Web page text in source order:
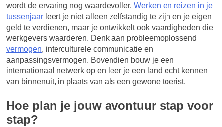
wordt de ervaring nog waardevoller. Werken en reizen in je
tussenjaar leert je niet alleen zelfstandig te zijn en je eigen
geld te verdienen, maar je ontwikkelt ook vaardigheden die
werkgevers waarderen. Denk aan probleemoplossend
vermogen, interculturele communicatie en
aanpassingsvermogen. Bovendien bouw je een
internationaal netwerk op en leer je een land echt kennen
van binnenuit, in plaats van als een gewone toerist.
Hoe plan je jouw avontuur stap voor
stap?